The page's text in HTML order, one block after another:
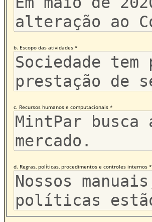
b. Escopo das atividades *
c. Recursos humanos e computacionais *
d. Regras, políticas, procedimentos e controles internos *